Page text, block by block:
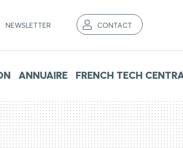
NEWSLETTER CONTACT
ANNUAIRE FRENCH TECH